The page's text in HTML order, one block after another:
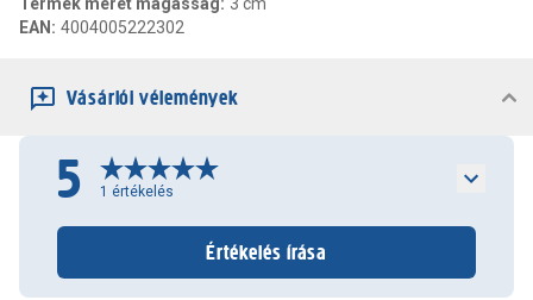
Termék méret magasság: 3 cm
EAN : 4004005222302
Vásárlói vélemények
5 1 értékelés
Értékelés írása